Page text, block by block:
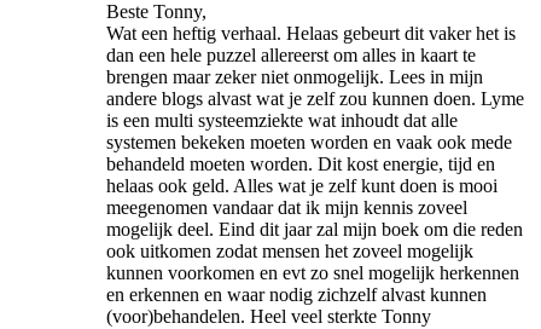
Beste Tonny,
Wat een heftig verhaal. Helaas gebeurt dit vaker het is
dan een hele puzzel allereerst om alles in kaart te
brengen maar zeker niet onmogelijk. Lees in mijn
andere blogs alvast wat je zelf zou kunnen doen. Lyme
is een multi systeemziekte wat inhoudt dat alle
systemen bekeken moeten worden en vaak ook mede
behandeld moeten worden. Dit kost energie, tijd en
helaas ook geld. Alles wat je zelf kunt doen is mooi
meegenomen vandaar dat ik mijn kennis zoveel
mogelijk deel. Eind dit jaar zal mijn boek om die reden
ook uitkomen zodat mensen het zoveel mogelijk
kunnen voorkomen en evt zo snel mogelijk herkennen
en erkennen en waar nodig zichzelf alvast kunnen
(voor)behandelen. Heel veel sterkte Tonny